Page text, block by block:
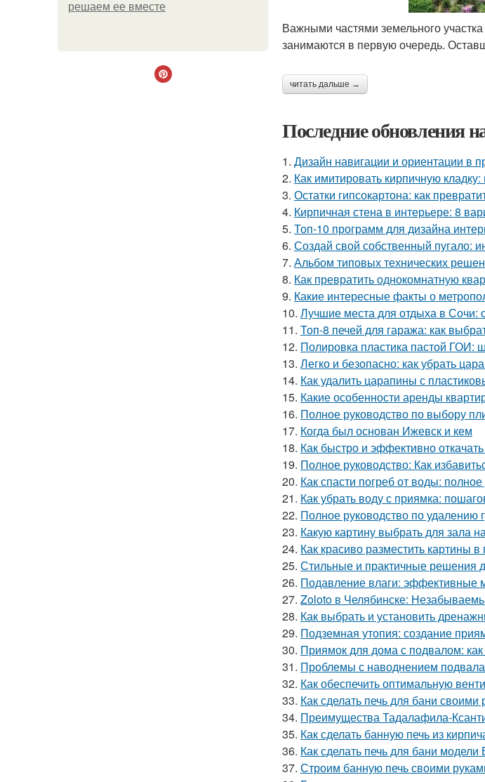
решаем ее вместе
Важными частями земельного
занимаются в первую очередь.
читать дальше →
Последние обновления
1. Дизайн навигации и ориентации в
2. Как имитировать кирпичную
3. Остатки гипсокартона: как
4. Кирпичная стена в интерьере: 8
5. Топ-10 программ для дизайна
6. Создай свой собственный пугало:
7. Альбом типовых технических
8. Как превратить однокомнатную
9. Какие интересные факты о
10. Лучшие места для отдыха в Сочи:
11. Топ-8 печей для гаража: как
12. Полировка пластика пастой ГОИ:
13. Легко и безопасно: как убрать
14. Как удалить царапины с
15. Какие особенности аренды
16. Полное руководство по выбору
17. Когда был основан Ижевск и кем
18. Как быстро и эффективно
19. Полное руководство: Как
20. Как спасти погреб от воды:
21. Как убрать воду с приямка:
22. Полное руководство по удалению
23. Какую картину выбрать для зала
24. Как красиво разместить картины
25. Стильные и практичные решения
26. Подавление влаги: эффективные
27. Zoloto в Челябинске:
28. Как выбрать и установить
29. Подземная утопия: создание
30. Приямок для дома с подвалом:
31. Проблемы с наводнением
32. Как обеспечить оптимальную
33. Как сделать печь для бани
34. Преимущества Тадалафила-
35. Как сделать банную печь из
36. Как сделать печь для бани
37. Строим банную печь своими